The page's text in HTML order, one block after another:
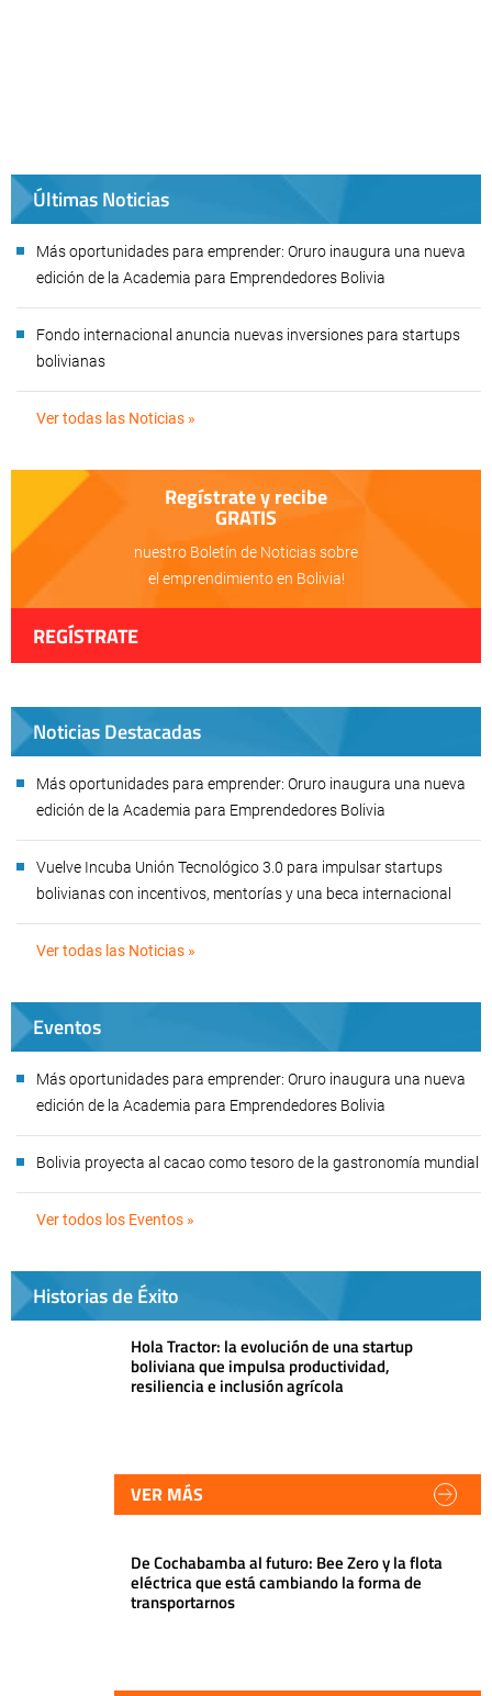
Últimas Noticias
Más oportunidades para emprender: Oruro inaugura una nueva
edición de la Academia para Emprendedores Bolivia
Fondo internacional anuncia nuevas inversiones para startups
bolivianas
Ver todas las Noticias »
Regístrate y recibe
GRATIS
nuestro Boletín de Noticias sobre
el emprendimiento en Bolivia!
REGÍSTRATE
Noticias Destacadas
Más oportunidades para emprender: Oruro inaugura una nueva
edición de la Academia para Emprendedores Bolivia
Vuelve Incuba Unión Tecnológico 3.0 para impulsar startups
bolivianas con incentivos, mentorías y una beca internacional
Ver todas las Noticias »
Eventos
Más oportunidades para emprender: Oruro inaugura una nueva
edición de la Academia para Emprendedores Bolivia
Bolivia proyecta al cacao como tesoro de la gastronomía mundial
Ver todos los Eventos »
Historias de Éxito
Hola Tractor: la evolución de una startup
boliviana que impulsa productividad,
resiliencia e inclusión agrícola
VER MÁS
De Cochabamba al futuro: Bee Zero y la flota
eléctrica que está cambiando la forma de
transportarnos